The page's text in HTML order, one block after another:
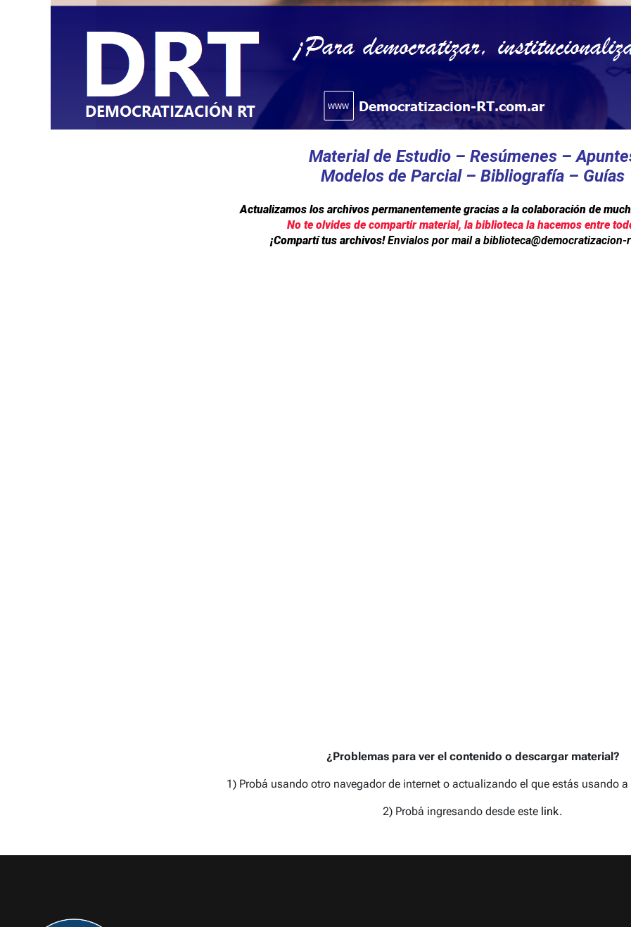
Material de Estudio – Resúmenes –
Modelos de Parcial – Bibliografía – Guías
Actualizamos los archivos permanentemente gracias a la colaboración de
No te olvides de compartir material, la biblioteca la hacemos entre
¡Compartí tus archivos!Envialos por mail a biblioteca@democratizacion-
¿Problemas para ver el contenido o descargar material?
1) Probá usando otro navegador de internet o actualizando el que estás usando
2) Probá ingresando desde este link.